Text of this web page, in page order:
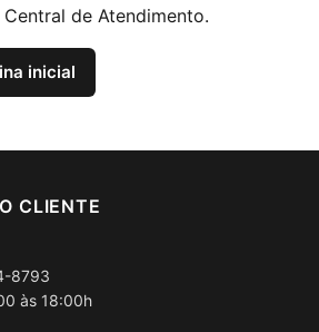
Central de Atendimento.
inicial
CLIENTE
8793
às 18:00h